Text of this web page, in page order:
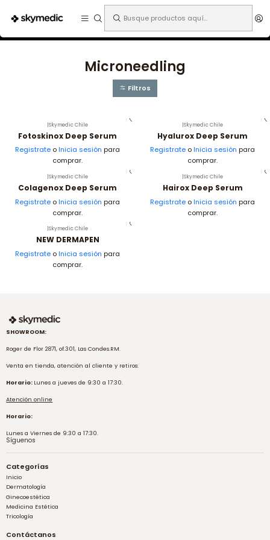
Especialidades Medicina Estética Microneedling
Microneedling
Filtros
|Skymedic Chile
Fotoskinox Deep Serum
Registrate o Inicia sesión para
comprar.
No disponible
|Skymedic Chile
Hyalurox Deep Serum
Registrate o Inicia sesión para
comprar.
No disponible
|Skymedic Chile
Colagenox Deep Serum
Registrate o Inicia sesión para
comprar.
|Skymedic Chile
Hairox Deep Serum
Registrate o Inicia sesión para
comprar.
Skymedic Chile
NEW DERMAPEN
Registrate o Inicia sesión para
comprar.
SHOWROOM:
Roger de Flor 2871, of.301, Las Condes.RM.
Venta en tienda, atención al cliente y retiros:
Horario: Lunes a jueves de 9:30 a 17:30.
Atención online
Horario:
Lunes a Viernes de 9:30 a 17:30.
Síguenos
Categorías
Inicio
Dermatología
Ginecoestética
Medicina Estética
Tricología
Contáctanos